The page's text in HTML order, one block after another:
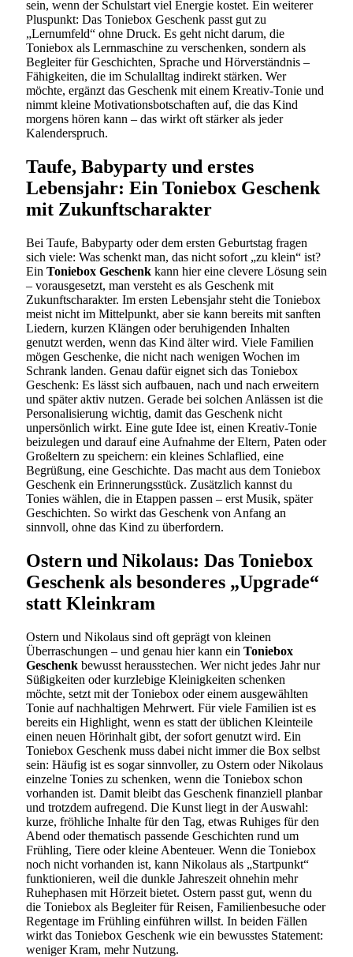
sein, wenn der Schulstart viel Energie kostet. Ein weiterer
Pluspunkt: Das Toniebox Geschenk passt gut zu
„Lernumfeld“ ohne Druck. Es geht nicht darum, die
Toniebox als Lernmaschine zu verschenken, sondern als
Begleiter für Geschichten, Sprache und Hörverständnis –
Fähigkeiten, die im Schulalltag indirekt stärken. Wer
möchte, ergänzt das Geschenk mit einem Kreativ-Tonie und
nimmt kleine Motivationsbotschaften auf, die das Kind
morgens hören kann – das wirkt oft stärker als jeder
Kalenderspruch.
Taufe, Babyparty und erstes
Lebensjahr: Ein Toniebox Geschenk
mit Zukunftscharakter
Bei Taufe, Babyparty oder dem ersten Geburtstag fragen
sich viele: Was schenkt man, das nicht sofort „zu klein“ ist?
Ein Toniebox Geschenk kann hier eine clevere Lösung sein
– vorausgesetzt, man versteht es als Geschenk mit
Zukunftscharakter. Im ersten Lebensjahr steht die Toniebox
meist nicht im Mittelpunkt, aber sie kann bereits mit sanften
Liedern, kurzen Klängen oder beruhigenden Inhalten
genutzt werden, wenn das Kind älter wird. Viele Familien
mögen Geschenke, die nicht nach wenigen Wochen im
Schrank landen. Genau dafür eignet sich das Toniebox
Geschenk: Es lässt sich aufbauen, nach und nach erweitern
und später aktiv nutzen. Gerade bei solchen Anlässen ist die
Personalisierung wichtig, damit das Geschenk nicht
unpersönlich wirkt. Eine gute Idee ist, einen Kreativ-Tonie
beizulegen und darauf eine Aufnahme der Eltern, Paten oder
Großeltern zu speichern: ein kleines Schlaflied, eine
Begrüßung, eine Geschichte. Das macht aus dem Toniebox
Geschenk ein Erinnerungsstück. Zusätzlich kannst du
Tonies wählen, die in Etappen passen – erst Musik, später
Geschichten. So wirkt das Geschenk von Anfang an
sinnvoll, ohne das Kind zu überfordern.
Ostern und Nikolaus: Das Toniebox
Geschenk als besonderes „Upgrade“
statt Kleinkram
Ostern und Nikolaus sind oft geprägt von kleinen
Überraschungen – und genau hier kann ein Toniebox
Geschenk bewusst herausstechen. Wer nicht jedes Jahr nur
Süßigkeiten oder kurzlebige Kleinigkeiten schenken
möchte, setzt mit der Toniebox oder einem ausgewählten
Tonie auf nachhaltigen Mehrwert. Für viele Familien ist es
bereits ein Highlight, wenn es statt der üblichen Kleinteile
einen neuen Hörinhalt gibt, der sofort genutzt wird. Ein
Toniebox Geschenk muss dabei nicht immer die Box selbst
sein: Häufig ist es sogar sinnvoller, zu Ostern oder Nikolaus
einzelne Tonies zu schenken, wenn die Toniebox schon
vorhanden ist. Damit bleibt das Geschenk finanziell planbar
und trotzdem aufregend. Die Kunst liegt in der Auswahl:
kurze, fröhliche Inhalte für den Tag, etwas Ruhiges für den
Abend oder thematisch passende Geschichten rund um
Frühling, Tiere oder kleine Abenteuer. Wenn die Toniebox
noch nicht vorhanden ist, kann Nikolaus als „Startpunkt“
funktionieren, weil die dunkle Jahreszeit ohnehin mehr
Ruhephasen mit Hörzeit bietet. Ostern passt gut, wenn du
die Toniebox als Begleiter für Reisen, Familienbesuche oder
Regentage im Frühling einführen willst. In beiden Fällen
wirkt das Toniebox Geschenk wie ein bewusstes Statement:
weniger Kram, mehr Nutzung.